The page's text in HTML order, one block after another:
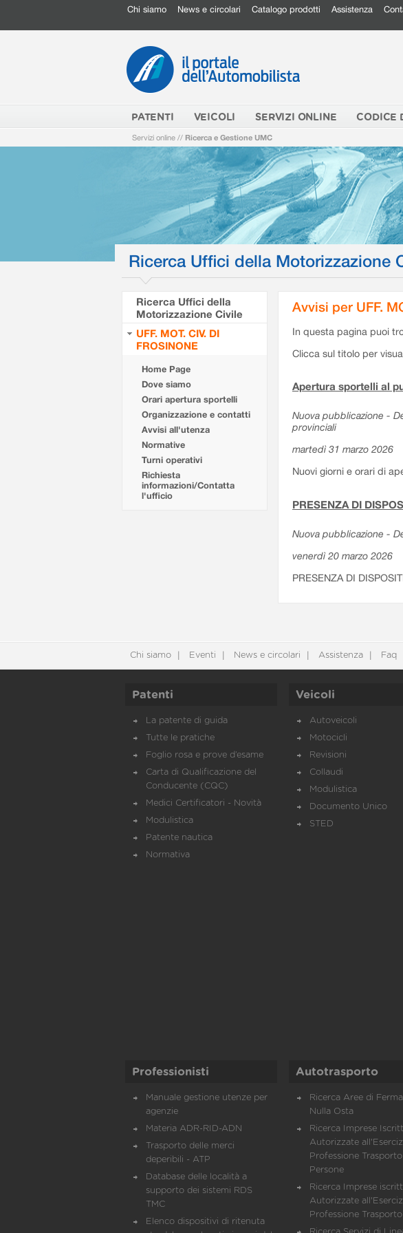
Chi siamo News e circolari Catalogo prodotti Assistenza
PATENTI VEICOLI SERVIZI ONLINE CODICE
Servizi online // Ricerca e Gestione UMC
Ricerca Uffici della Motorizzazione
Ricerca Uffici della
Motorizzazione Civile
UFF. MOT. CIV. DI
FROSINONE
Home Page
Dove siamo
Orari apertura sportelli
Organizzazione e contatti
Avvisi all'utenza
Normative
Turni operativi
Richiesta
informazioni/Contatta
l'ufficio
Avvisi per UFF.
In questa pagina puoi
Clicca sul titolo per
Apertura sportelli al
Nuova pubblicazione -
provinciali
martedì 31 marzo 2026
Nuovi giorni e orari di
PRESENZA DI
Nuova pubblicazione -
venerdì 20 marzo 2026
PRESENZA DI
Chi siamo Eventi News e circolari Assistenza Faq
Patenti
La patente di guida
Tutte le pratiche
Foglio rosa e prove d’esame
Carta di Qualificazione del
Conducente (CQC)
Medici Certificatori - Novità
Modulistica
Patente nautica
Normativa
Veicoli
Autoveicoli
Motocicli
Revisioni
Collaudi
Modulistica
Documento Unico
STED
Professionisti
Manuale gestione utenze per
agenzie
Materia ADR-RID-ADN
Trasporto delle merci
deperibili - ATP
Database delle località a
supporto dei sistemi RDS
TMC
Elenco dispositivi di ritenuta
Autotrasporto
Ricerca Aree di
Nulla Osta
Ricerca Imprese
Autorizzate
Professione Trasporto
Persone
Ricerca Imprese
Autorizzate
Professione